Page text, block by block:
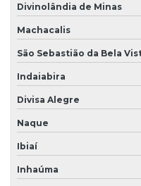
Divinolândia de Minas
Machacalis
São Sebastião da Bela
Indaiabira
Divisa Alegre
Naque
Ibiaí
Inhaúma